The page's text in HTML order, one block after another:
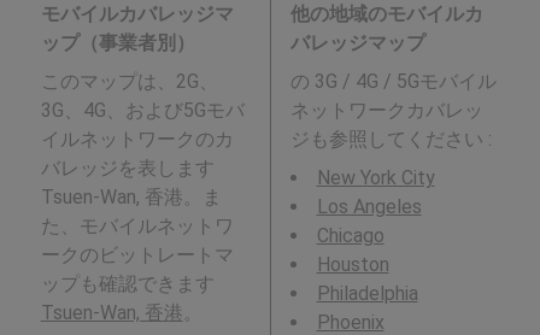
モバイルカバレッジマ
ップ（事業者別）
このマップは、2G、
3G、4G、および5Gモバ
イルネットワークのカ
バレッジを表します
Tsuen-Wan, 香港。ま
た、モバイルネットワ
ークのビットレートマ
ップも確認できます
Tsuen-Wan, 香港 。
他の地域のモバイルカ
バレッジマップ
の 3G / 4G / 5Gモバイル
ネットワークカバレッ
ジも参照してください :
New York City
Los Angeles
Chicago
Houston
Philadelphia
Phoenix